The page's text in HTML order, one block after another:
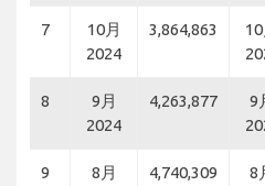
7
10月
2024
3,864,863
10
8
9月
2024
4,263,877
9
9
8月
4,740,309
8